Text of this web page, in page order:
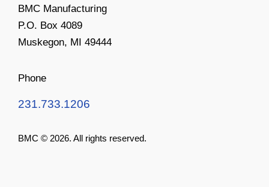
BMC Manufacturing
P.O. Box 4089
Muskegon, MI 49444
Phone
231.733.1206
BMC © 2026. All rights reserved.